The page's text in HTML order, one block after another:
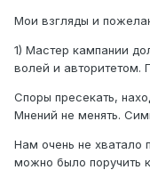
Мои взгляды и
1) Мастер кампании
волей и авторитетом.
Споры пресекать,
Мнений не менять.
Нам очень не хватало
можно было поручить